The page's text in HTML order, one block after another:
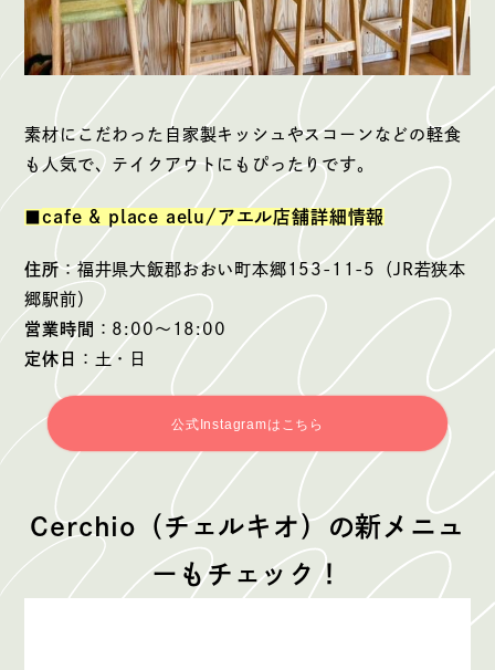
素材にこだわった自家製キッシュやスコーンなどの軽食
も人気で、テイクアウトにもぴったりです。
■cafe & place aelu/アエル店舗詳細情報
住所：福井県大飯郡おおい町本郷153-11-5（JR若狭本
郷駅前）
営業時間 ：8:00〜18:00
定休日
：土・日
公式Instagramはこちら
Cerchio（チェルキオ）の新メニュ
ーもチェック！